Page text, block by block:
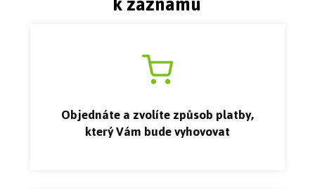
Objednáte a zvolíte způsob platby,
který Vám bude vyhovovat